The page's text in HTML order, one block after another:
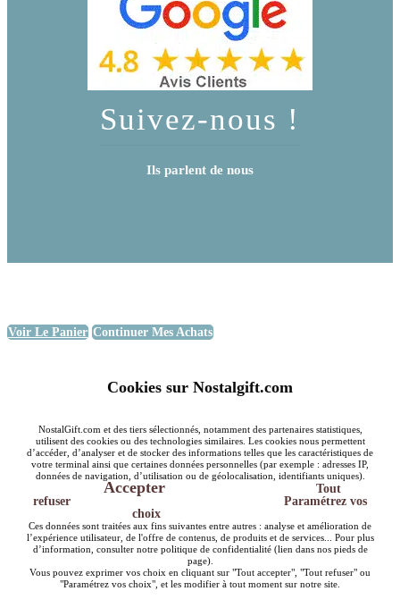
Suivez-nous !
Ils parlent de nous
Voir Le Panier Continuer Mes Achats
Cookies sur Nostalgift.com
NostalGift.com et des tiers sélectionnés, notamment des partenaires statistiques,
utilisent des cookies ou des technologies similaires. Les cookies nous permettent
d’accéder, d’analyser et de stocker des informations telles que les caractéristiques de
votre terminal ainsi que certaines données personnelles (par exemple : adresses IP,
données de navigation, d’utilisation ou de géolocalisation, identifiants uniques).
Accepter
Tout
refuser
Paramétrez vos
choix
Ces données sont traitées aux fins suivantes entre autres : analyse et amélioration de
l’expérience utilisateur, de l'offre de contenus, de produits et de services... Pour plus
d’information, consulter notre politique de confidentialité (lien dans nos pieds de
page).
Vous pouvez exprimer vos choix en cliquant sur "Tout accepter", "Tout refuser" ou
"Paramétrez vos choix", et les modifier à tout moment sur notre site.